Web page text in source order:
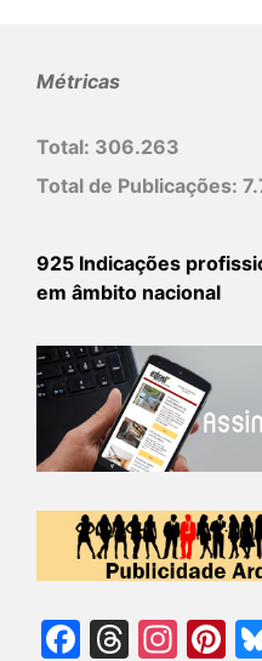
Métricas
Total: 306.263
Total de Publicações:
925 Indicações
em âmbito nacional